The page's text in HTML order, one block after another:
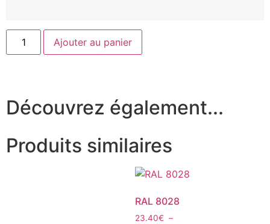
Ajouter au panier
Découvrez également...
Produits similaires
RAL 8028
23.40€ –